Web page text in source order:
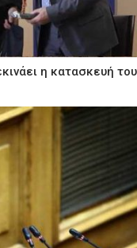
η κατασκευή του